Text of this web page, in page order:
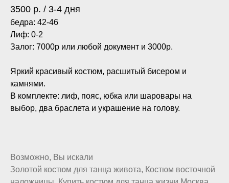
3500 р. / 3-4 дня
бедра: 42-46
Лиф: 0-2
Залог: 7000р или любой документ и 3000р.
Яркий красивый костюм, расшитый бисером и
камнями.
В комплекте: лиф, пояс, юбка или шаровары на
выбор, два браслета и украшение на голову.
Возможно, Вы искали
Золотой костюм для танца живота, Костюм восточной